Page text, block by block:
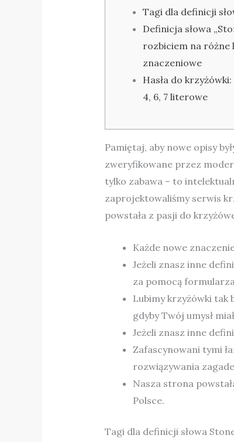
Tagi dla definicji
Definicja słowa
rozbiciem na różne
znaczeniowe
Hasła do
4, 6, 7 literowe
Pamiętaj, aby nowe opisy
zweryfikowane przez
tylko zabawa – to
zaprojektowaliśmy serwis
powstała z pasji do
Każde nowe
Jeżeli znasz inne
za pomocą
Lubimy krzyżówki tak
gdyby Twój umysł
Jeżeli znasz inne
Zafascynowani tymi
rozwiązywania
Nasza strona
Polsce.
Tagi dla definicji słowa